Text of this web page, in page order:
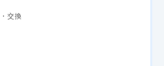
交換